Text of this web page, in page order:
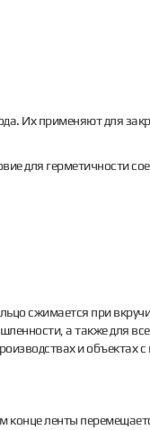
Их применяют для
для герметичности
сжимается при
а также для
и объектах
конце ленты